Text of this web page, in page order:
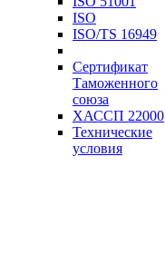
ISO
ISO/TS 16949
Сертификат
Таможенного
союза
ХАССП 22000
Технические
условия